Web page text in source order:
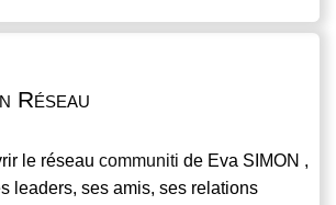
Réseau
le réseau communiti de Eva SIMON ,
leaders, ses amis, ses relations